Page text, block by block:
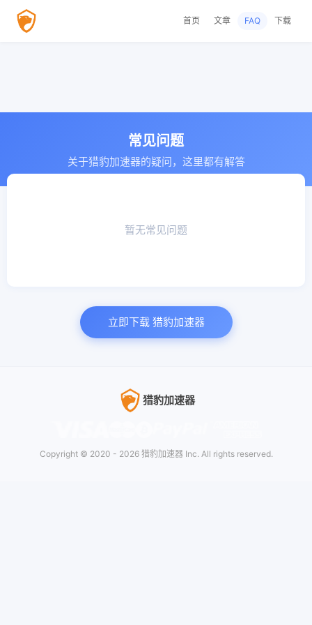
使用猎豹加速器，确保网络安全
首页 文章 FAQ 下载
常见问题
关于猎豹加速器的疑问，这里都有解答
暂无常见问题
立即下载 猎豹加速器
猎豹加速器
Copyright © 2020 - 2026 猎豹加速器 Inc. All rights reserved.